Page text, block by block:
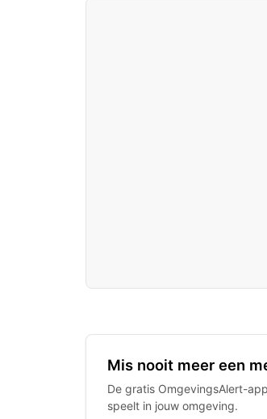
Mis nooit meer een
De gratis OmgevingsAlert-
speelt in jouw omgeving.